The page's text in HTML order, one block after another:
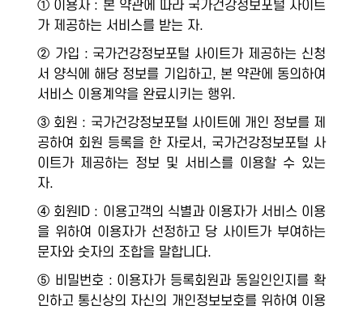
① 이용자 : 본 약관에 따라 국가건강정보포털 사이트
가 제공하는 서비스를 받는 자.
② 가입 : 국가건강정보포털 사이트가 제공하는 신청
서 양식에 해당 정보를 기입하고, 본 약관에 동의하여
서비스 이용계약을 완료시키는 행위.
③ 회원 : 국가건강정보포털 사이트에 개인 정보를 제
공하여 회원 등록을 한 자로서, 국가건강정보포털 사
이트가 제공하는 정보 및 서비스를 이용할 수 있는
자.
④ 회원ID : 이용고객의 식별과 이용자가 서비스 이용
을 위하여 이용자가 선정하고 당 사이트가 부여하는
문자와 숫자의 조합을 말합니다.
⑤ 비밀번호 : 이용자가 등록회원과 동일인인지를 확
인하고 통신상의 자신의 개인정보보호를 위하여 이용